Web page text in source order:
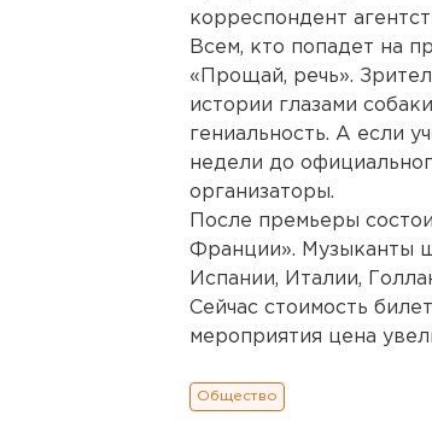
корреспондент
Всем, кто попадет на
«Прощай, речь».
истории глазами
гениальность. А если
недели до
организаторы.
После премьеры
Франции». Музыканты
Испании, Италии,
Сейчас стоимость
мероприятия цена
Общество